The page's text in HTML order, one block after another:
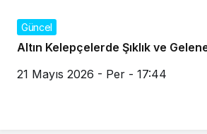
Güncel
Altın Kelepçelerde Şıklık ve
21 Mayıs 2026 - Per - 17:44